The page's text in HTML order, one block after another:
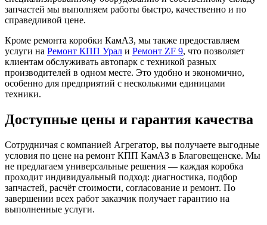
запчастей мы выполняем работы быстро, качественно и по
справедливой цене.
Кроме ремонта коробки КамАЗ, мы также предоставляем
услуги на Ремонт КПП Урал и Ремонт ZF 9, что позволяет
клиентам обслуживать автопарк с техникой разных
производителей в одном месте. Это удобно и экономично,
особенно для предприятий с несколькими единицами
техники.
Доступные цены и гарантия качества
Сотрудничая с компанией Агрегатор, вы получаете выгодные
условия по цене на ремонт КПП КамАЗ в Благовещенске. Мы
не предлагаем универсальные решения — каждая коробка
проходит индивидуальный подход: диагностика, подбор
запчастей, расчёт стоимости, согласование и ремонт. По
завершении всех работ заказчик получает гарантию на
выполненные услуги.